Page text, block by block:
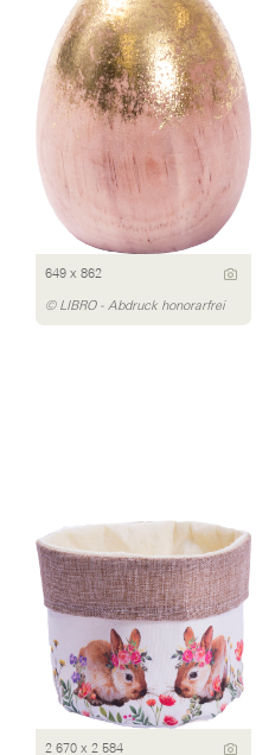
649 x 862
© LIBRO - Abdruck honorarfrei
2 670 x 2 584